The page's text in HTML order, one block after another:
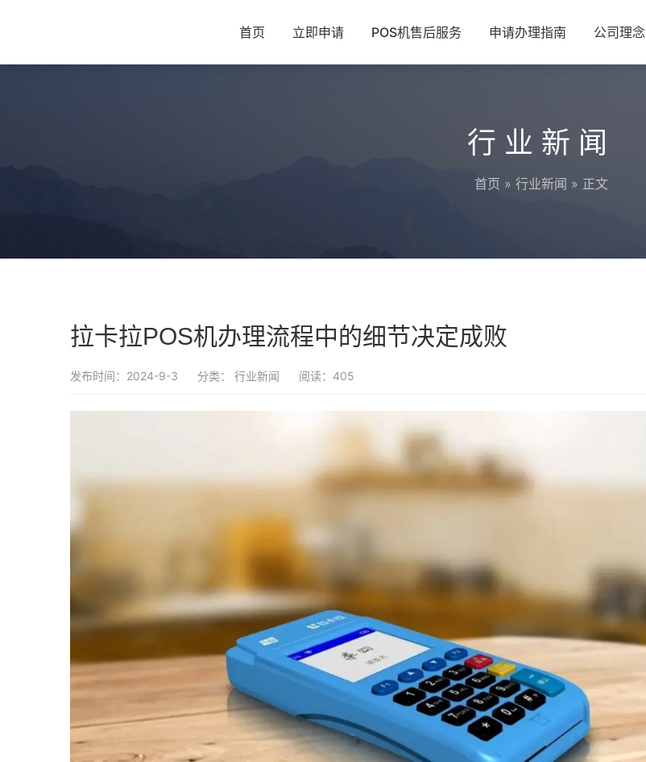
首页 立即申请 POS机售后服务 申请办理指南 公司理念
行业新闻
首页 » 行业新闻 » 正文
拉卡拉POS机办理流程中的细节决定成败
发布时间：2024-9-3 分类： 行业新闻 阅读：405